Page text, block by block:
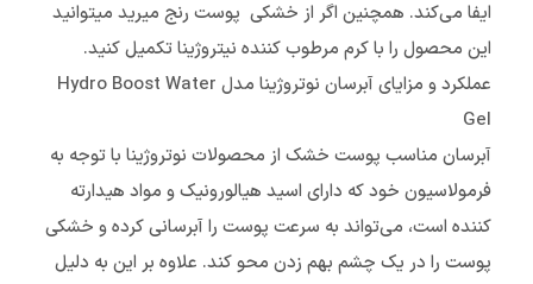
ایفا می‌کند. همچنین اگر از خشکی پوست رنج میرید میتوانید
این محصول را با کرم مرطوب کننده نیتروژینا تکمیل کنید.
عملکرد و مزایای آبرسان نوتروژینا مدل Hydro Boost Water
Gel
آبرسان مناسب پوست خشک از محصولات نوتروژینا با توجه به
فرمولاسیون خود که دارای اسید هیالورونیک و مواد هیدارته
کننده است، می‌تواند به سرعت پوست را آبرسانی کرده و خشکی
پوست را در یک چشم بهم زدن محو کند. علاوه بر این به دلیل